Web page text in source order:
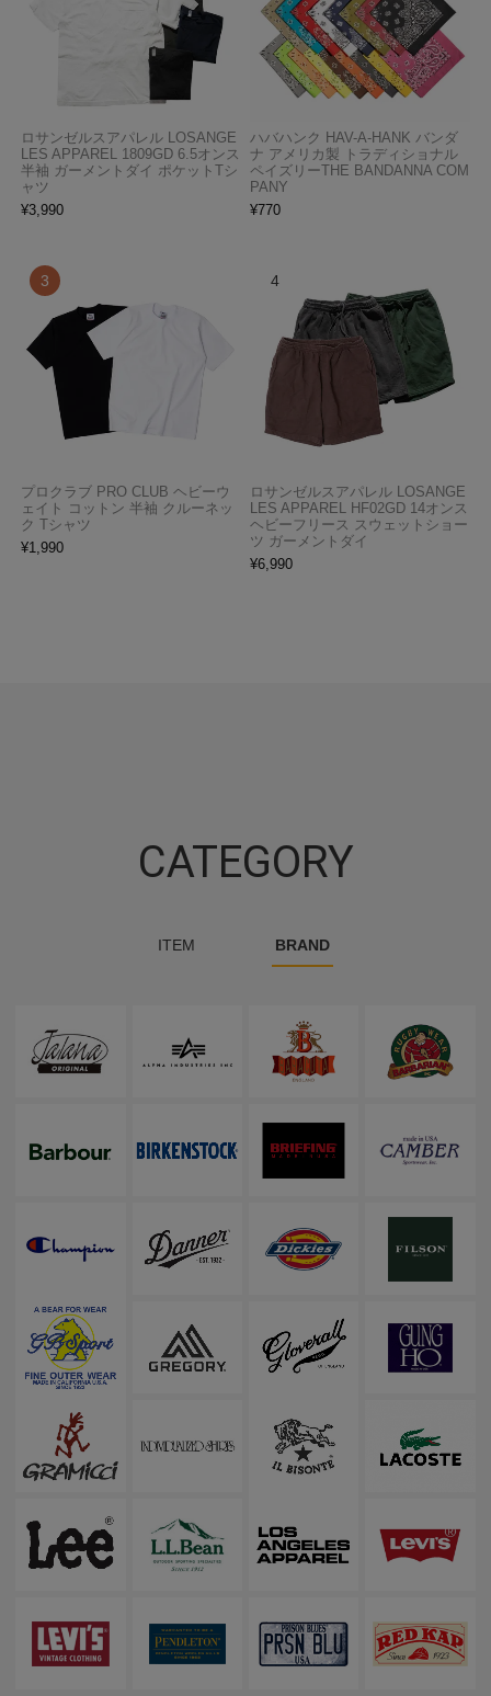
ロサンゼルスアパレル LOSANGE
LES APPAREL 1809GD 6.5オンス
半袖 ガーメントダイ ポケットTシ
ャツ
¥3,990
ハバハンク HAV-A-HANK バンダ
ナ アメリカ製 トラディショナル
ペイズリーTHE BANDANNA COM
PANY
¥770
プロクラブ PRO CLUB ヘビーウ
ェイト コットン 半袖 クルーネッ
ク Tシャツ
¥1,990
ロサンゼルスアパレル LOSANGE
LES APPAREL HF02GD 14オンス
ヘビーフリース スウェットショー
ツ ガーメントダイ
¥6,990
CATEGORY
ITEM BRAND